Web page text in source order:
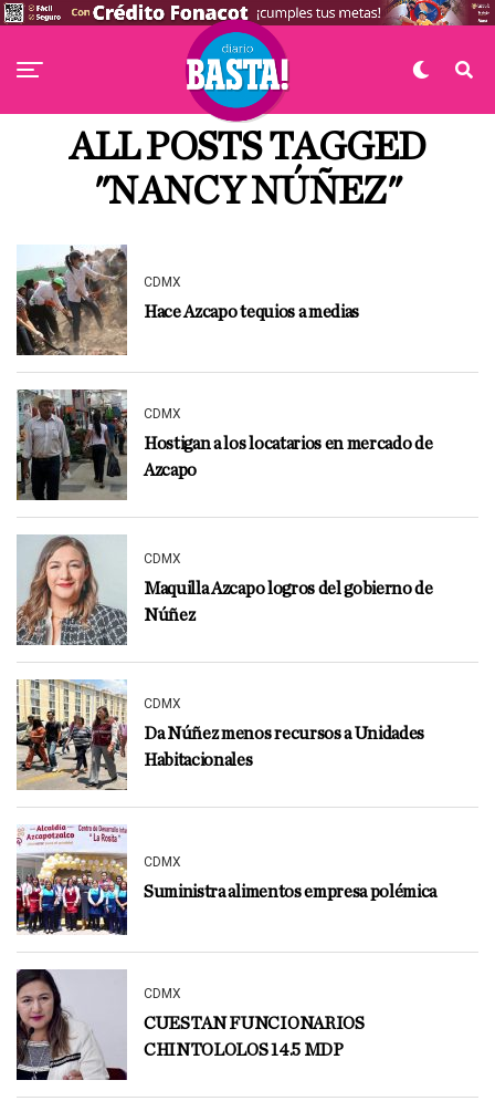
ALL POSTS TAGGED
"NANCY NÚÑEZ"
CDMX
Hace Azcapo tequios a medias
CDMX
Hostigan a los locatarios en mercado de
Azcapo
CDMX
Maquilla Azcapo logros del gobierno de
Núñez
CDMX
Da Núñez menos recursos a Unidades
Habitacionales
CDMX
Suministra alimentos empresa polémica
CDMX
CUESTAN FUNCIONARIOS
CHINTOLOLOS 14.5 MDP